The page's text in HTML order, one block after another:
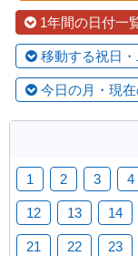
1年間の日付一
移動する祝日
今日の月・現在
1 2 3 4
12 13 14
21 22 23